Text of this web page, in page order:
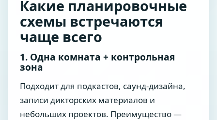
Какие планировочные
схемы встречаются
чаще всего
1. Одна комната + контрольная
зона
Подходит для подкастов, саунд-дизайна,
записи дикторских материалов и
небольших проектов. Преимущество —